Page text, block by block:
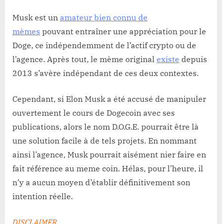
Musk est un amateur bien connu de
mèmes pouvant entraîner une appréciation pour le
Doge, ce indépendemment de l’actif crypto ou de
l’agence. Après tout, le mème original existe depuis
2013 s’avère indépendant de ces deux contextes.
Cependant, si Elon Musk a été accusé de manipuler
ouvertement le cours de Dogecoin avec ses
publications, alors le nom D.O.G.E. pourrait être là
une solution facile à de tels projets. En nommant
ainsi l’agence, Musk pourrait aisément nier faire en
fait référence au meme coin. Hélas, pour l’heure, il
n’y a aucun moyen d’établir définitivement son
intention réelle.
DISCLAIMER